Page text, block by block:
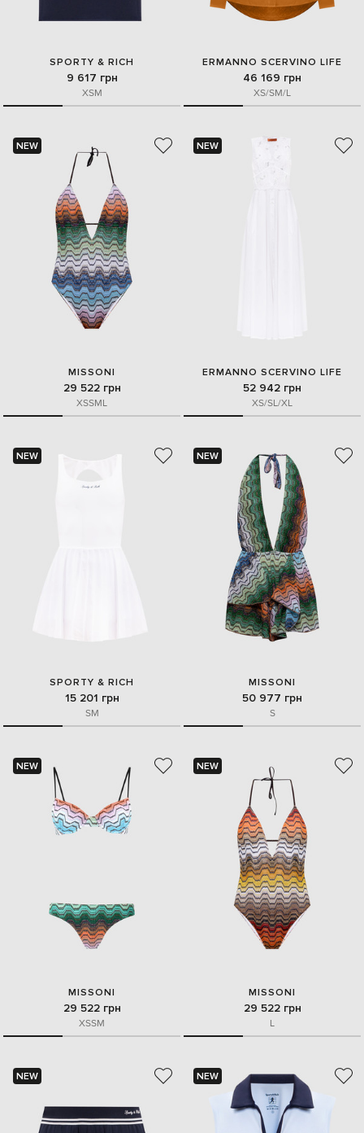
SPORTY & RICH
9 617 грн
XSM
ERMANNO SCERVINO LIFE
46 169 грн
XS/SM/L
NEW
MISSONI
29 522 грн
XSSML
NEW
ERMANNO SCERVINO LIFE
52 942 грн
XS/SL/XL
NEW
SPORTY & RICH
15 201 грн
SM
NEW
MISSONI
50 977 грн
S
NEW
MISSONI
29 522 грн
XSSM
NEW
MISSONI
29 522 грн
L
NEW NEW